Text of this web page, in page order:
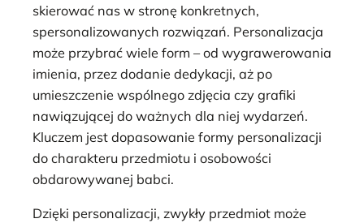
skierować nas w stronę konkretnych,
spersonalizowanych rozwiązań. Personalizacja
może przybrać wiele form – od wygrawerowania
imienia, przez dodanie dedykacji, aż po
umieszczenie wspólnego zdjęcia czy grafiki
nawiązującej do ważnych dla niej wydarzeń.
Kluczem jest dopasowanie formy personalizacji
do charakteru przedmiotu i osobowości
obdarowywanej babci.
Dzięki personalizacji, zwykły przedmiot może